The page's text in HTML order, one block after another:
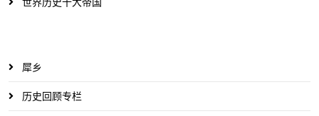
犀乡
历史回顾专栏